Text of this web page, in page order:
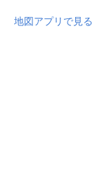
地図アプリで見る